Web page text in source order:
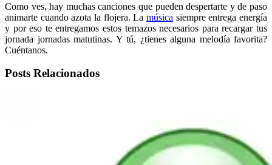
Como ves, hay muchas canciones que pueden despertarte y de paso
animarte cuando azota la flojera. La música siempre entrega energía
y por eso te entregamos estos temazos necesarios para recargar tus
jornada jornadas matutinas. Y tú, ¿tienes alguna melodía favorita?
Cuéntanos.
Posts Relacionados